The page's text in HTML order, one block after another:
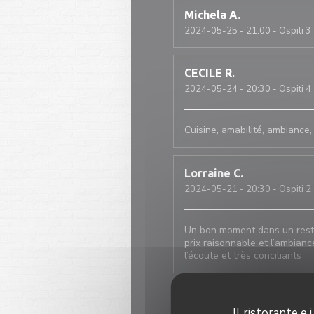
Michela A
2024-05-25 - 21:00 - Ospiti 3
CECILE R
2024-05-24 - 20:30 - Ospiti 4
Cuisine, amabilité,
Lorraine C
2024-05-21 - 20:30 - Ospiti 2
Un bon moment dans un
prix raisonnable et
l’écoute et très conciliants